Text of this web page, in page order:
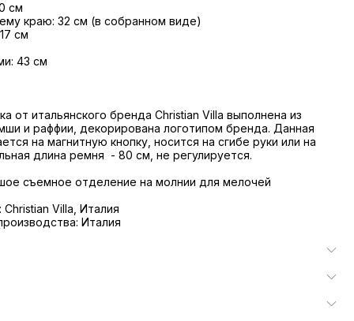
см
краю: 32 см (в собранном виде)
см
43 см
от итальянского бренда Christian Villa выполнена из
и раффии, декорирована логотипом бренда. Данная
на магнитную кнопку, носится на сгибе руки или на
длина ремня - 80 см, не регулируется.
съемное отделение на молнии для мелочей
Villa, Италия
Италия